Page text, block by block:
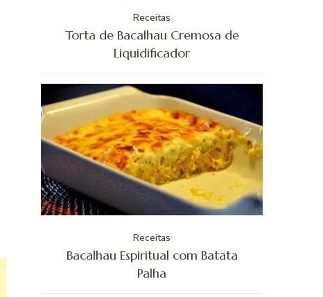
Receitas
Torta de Bacalhau Cremosa de
Liquidificador
Receitas
Bacalhau Espiritual com Batata
Palha